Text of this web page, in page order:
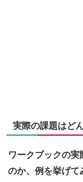
実際の課題はど
ワークブックの
のか、例を挙げて